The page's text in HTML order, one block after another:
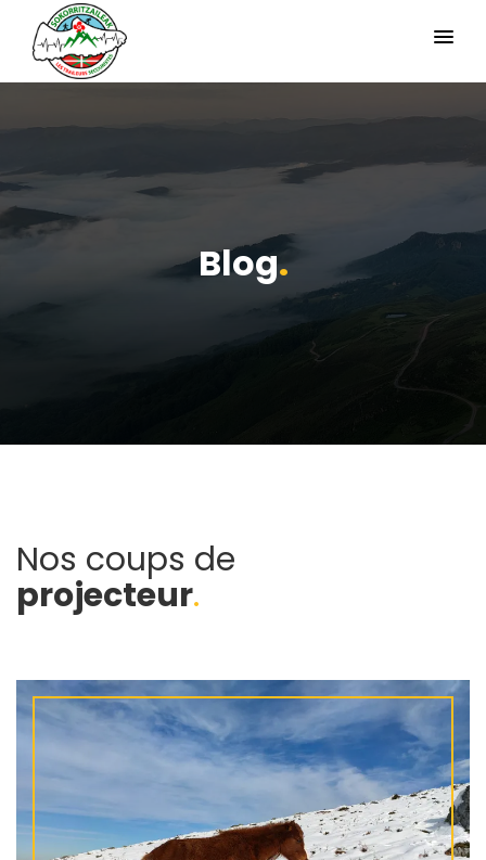
Blog.
Nos coups de
projecteur.